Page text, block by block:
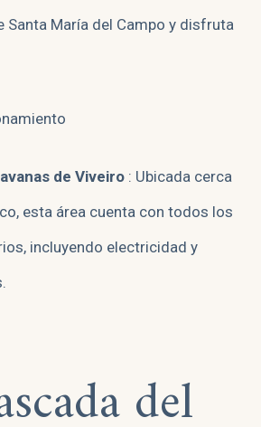
Santa María del Campo y disfruta
de Viveiro : Ubicada cerca
esta área cuenta con todos los
incluyendo electricidad y
del